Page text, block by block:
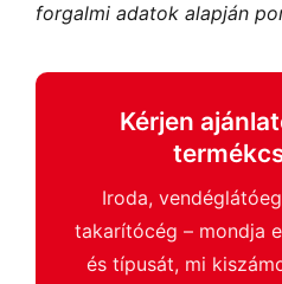
forgalmi adatok alapján
Kérjen
Iroda,
takarítócég – mondja
és típusát, mi